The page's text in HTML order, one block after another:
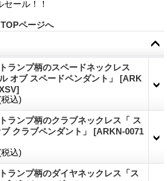
ール！！
ページへ
ランプ柄のスペードネックレス
オブ スペードペンダント」 [ARK
]
税込)
ランプ柄のクラブネックレス「 ス
クラブペンダント」 [ARKN-0071
税込)
ランプ柄のダイヤネックレス「ス